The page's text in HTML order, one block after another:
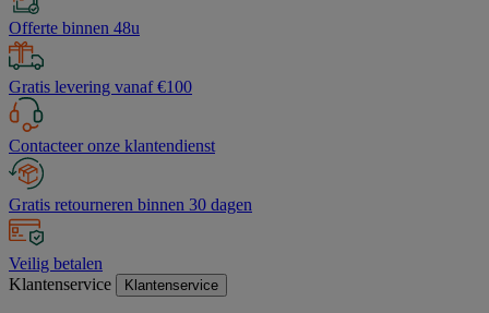
Offerte binnen 48u
Gratis levering vanaf €100
Contacteer onze klantendienst
Gratis retourneren binnen 30 dagen
Veilig betalen
Klantenservice
Klantenservice